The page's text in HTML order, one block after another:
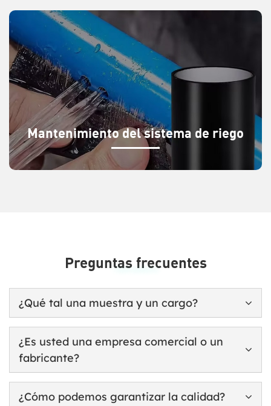
Mantenimiento del sistema de riego
Preguntas frecuentes
¿Qué tal una muestra y un cargo?
¿Es usted una empresa comercial o un
fabricante?
¿Cómo podemos garantizar la calidad?